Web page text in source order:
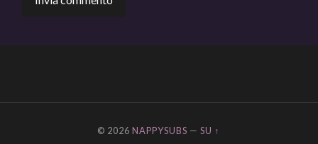
© 2026NAPPYSUBS —SU ↑